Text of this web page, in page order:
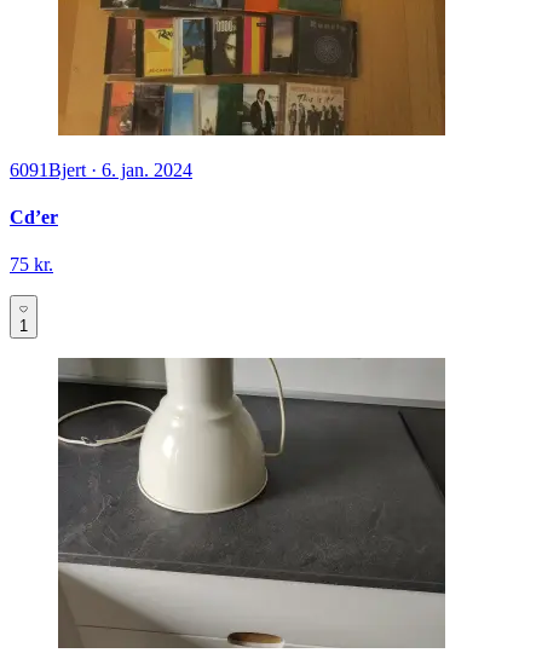
6091Bjert · 6. jan. 2024
Cd’er
75 kr.
1